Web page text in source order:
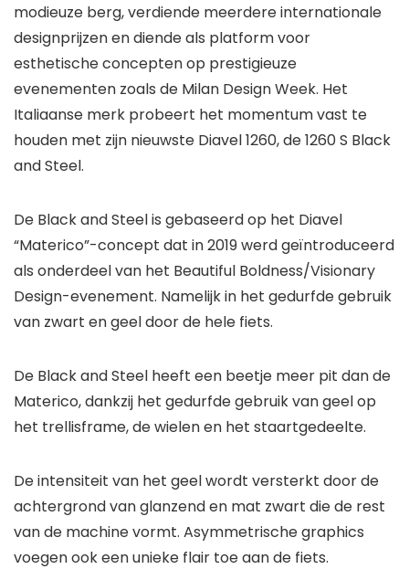
modieuze berg, verdiende meerdere internationale
designprijzen en diende als platform voor
esthetische concepten op prestigieuze
evenementen zoals de Milan Design Week. Het
Italiaanse merk probeert het momentum vast te
houden met zijn nieuwste Diavel 1260, de 1260 S Black
and Steel.
De Black and Steel is gebaseerd op het Diavel
“Materico”-concept dat in 2019 werd geïntroduceerd
als onderdeel van het Beautiful Boldness/Visionary
Design-evenement. Namelijk in het gedurfde gebruik
van zwart en geel door de hele fiets.
De Black and Steel heeft een beetje meer pit dan de
Materico, dankzij het gedurfde gebruik van geel op
het trellisframe, de wielen en het staartgedeelte.
De intensiteit van het geel wordt versterkt door de
achtergrond van glanzend en mat zwart die de rest
van de machine vormt. Asymmetrische graphics
voegen ook een unieke flair toe aan de fiets.